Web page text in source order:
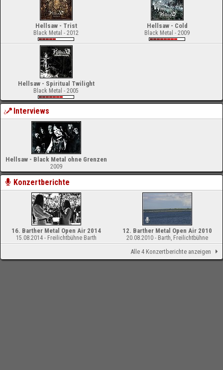
Hellsaw - Trist
Black Metal - 2012
Hellsaw - Cold
Black Metal - 2009
Hellsaw - Spiritual Twilight
Black Metal - 2005
Interviews
Hellsaw - Black Metal ohne Grenzen
2009
Konzertberichte
16. Barther Metal Open Air 2014
15.08.2014 - Freilichtbühne Barth
12. Barther Metal Open Air 2010
20.08.2010 - Barth, Freilichtbühne
Alle 4 Konzertberichte anzeigen